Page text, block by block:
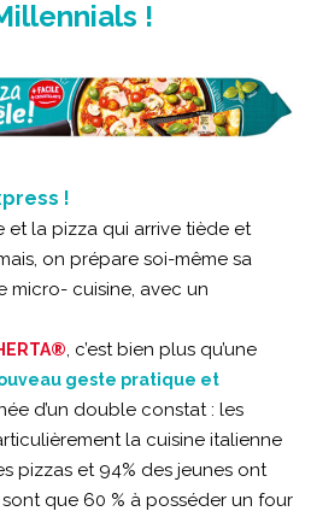
!
!
et la pizza qui arrive tiède et
on prépare soi-même sa
micro- cuisine, avec un
, c’est bien plus qu’une
geste pratique et
d’un double constat : les
la cuisine italienne
pizzas et 94% des jeunes ont
que 60 % à posséder un four